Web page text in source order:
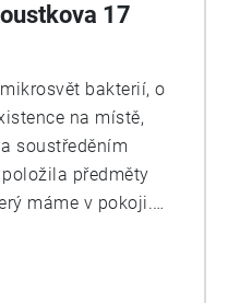
17
bakterií, o
na místě,
soustředěním
předměty
máme v pokoji.
prostředí,
prvkem je